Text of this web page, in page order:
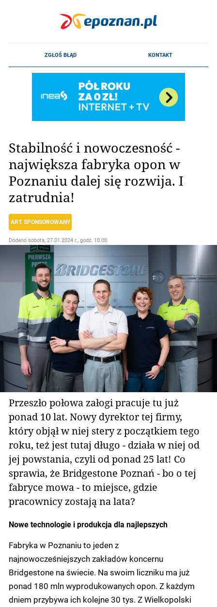
Stabilność i nowoczesność -
największa fabryka opon w
Poznaniu dalej się rozwija. I
zatrudnia!
ART. SPONSOROWANY
Dodano sobota, 27.01.2024 r., godz. 10.00
Przeszło połowa załogi pracuje tu już
ponad 10 lat. Nowy dyrektor tej firmy,
który objął w niej stery z początkiem tego
roku, też jest tutaj długo - działa w niej od
jej powstania, czyli od ponad 25 lat! Co
sprawia, że Bridgestone Poznań - bo o tej
fabryce mowa - to miejsce, gdzie
pracownicy zostają na lata?
Nowe technologie i produkcja dla najlepszych
Fabryka w Poznaniu to jeden z
najnowocześniejszych zakładów koncernu
Bridgestone na świecie. Na swoim liczniku ma już
ponad 180 mln wyprodukowanych opon. Z każdym
dniem przybywa ich kolejne 30 tys. Z Wielkopolski